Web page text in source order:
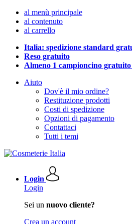
al menù principale
al contenuto
al carrello
Italia: spedizione standard
Reso gratuito
Almeno 1 campioncino gratuito
Aiuto
Dov'è il mio ordine?
Restituzione prodotti
Costi di spedizione
Opzioni di pagamento
Contattaci
Tutti i temi
Login
Login
Sei un nuovo cliente?
Crea un account